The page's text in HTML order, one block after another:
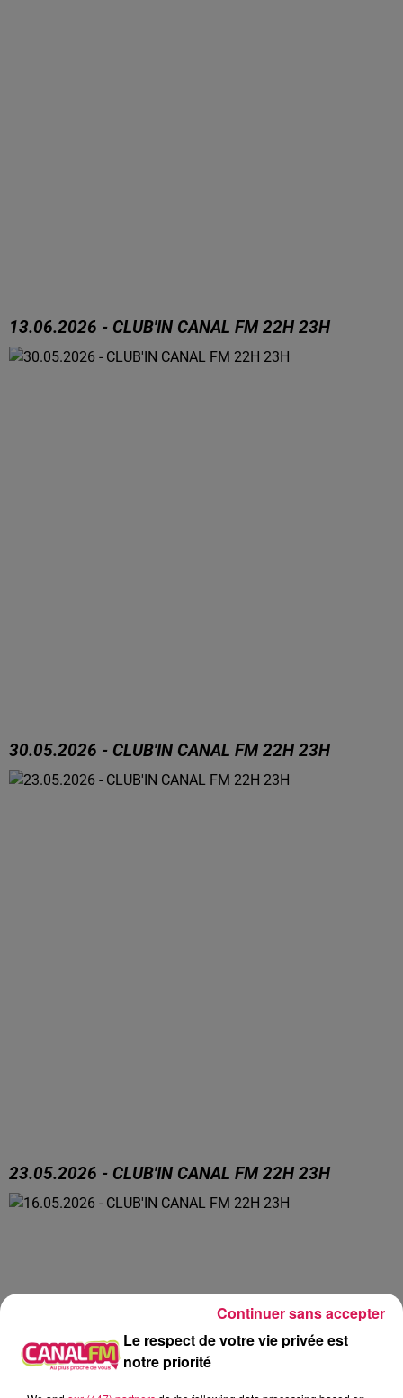
13.06.2026 - CLUB'IN CANAL FM 22H 23H
13.06.2026 - CLUB'IN CANAL FM 22H 23H
30.05.2026 - CLUB'IN CANAL FM 22H 23H
30.05.2026 - CLUB'IN CANAL FM 22H 23H
23.05.2026 - CLUB'IN CANAL FM 22H 23H
23.05.2026 - CLUB'IN CANAL FM 22H 23H
Le respect de votre vie privée est
notre priorité
Continuer sans accepter